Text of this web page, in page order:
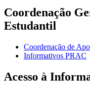
Coordenação
Estudantil
Coordenação de
Informativos PRAC
Acesso à